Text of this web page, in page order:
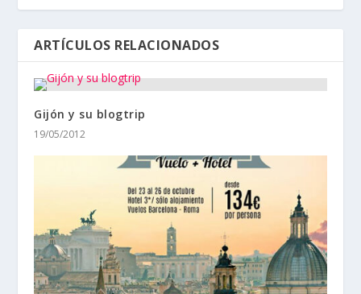
ARTÍCULOS RELACIONADOS
Gijón y su blogtrip
19/05/2012